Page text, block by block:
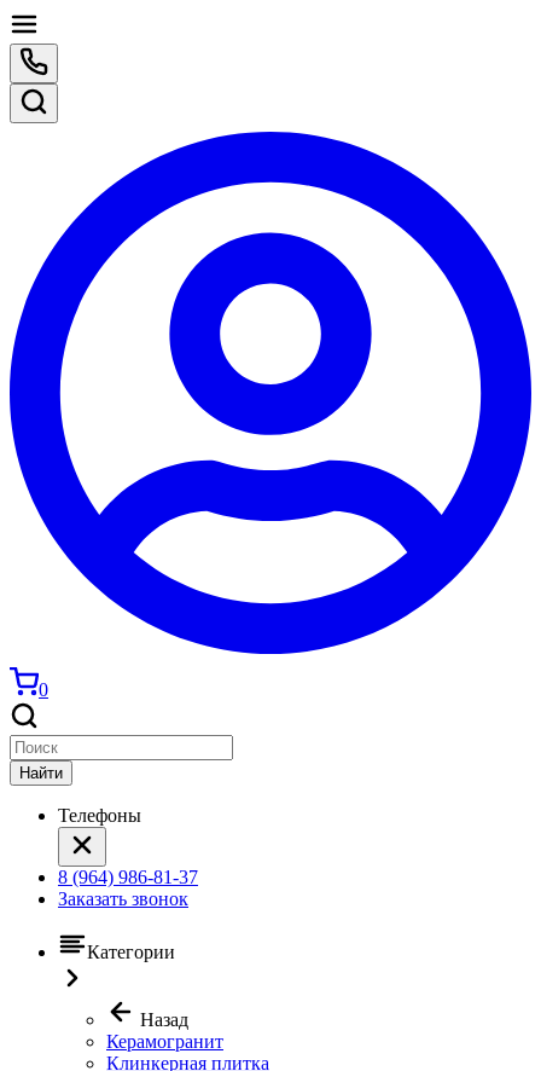
0
Найти
Телефоны
8 (964) 986-81-37
Заказать звонок
Категории
Назад
Керамогранит
Клинкерная плитка